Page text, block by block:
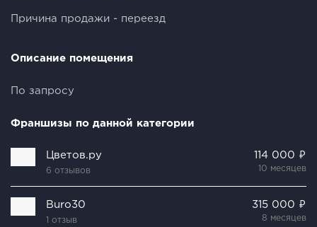
Причина продажи - переезд
Описание помещения
По запросу
Франшизы по данной категории
Цветов.ру
6 отзывов
114 000 ₽
10 месяцев
Buro30
1 отзыв
315 000 ₽
8 месяцев